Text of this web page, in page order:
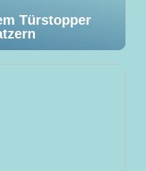
Türstopper